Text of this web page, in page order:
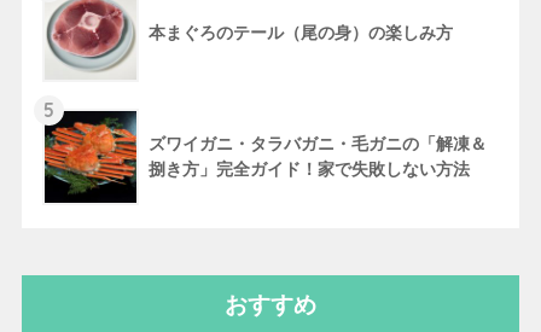
本まぐろのテール（尾の身）の楽しみ方
5
ズワイガニ・タラバガニ・毛ガニの「解凍＆
捌き方」完全ガイド！家で失敗しない方法
おすすめ